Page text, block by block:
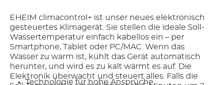
EHEIM climacontrol+ ist unser neues elektronisch
gesteuertes Klimagerät. Sie stellen die ideale Soll-
Wassertemperatur einfach kabellos ein – per
Smartphone, Tablet oder PC/MAC. Wenn das
Wasser zu warm ist, kühlt das Gerät automatisch
herunter, und wird es zu kalt wärmt es auf. Die
Elektronik überwacht und steuert alles. Falls die
Technologie für hohe Ansprüche